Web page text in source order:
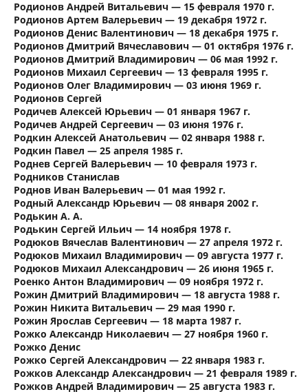
Родионов Андрей Витальевич — 15 февраля 1970 г.
Родионов Артем Валерьевич — 19 декабря 1972 г.
Родионов Денис Валентинович — 18 декабря 1975 г.
Родионов Дмитрий Вячеславович — 01 октября 1976 г.
Родионов Дмитрий Владимирович — 06 мая 1992 г.
Родионов Михаил Сергеевич — 13 февраля 1995 г.
Родионов Олег Владимирович — 03 июня 1969 г.
Родионов Сергей
Родичев Алексей Юрьевич — 01 января 1967 г.
Родичев Андрей Сергеевич — 03 июня 1976 г.
Родкин Алексей Анатольевич — 02 января 1988 г.
Родкин Павел — 25 апреля 1985 г.
Роднев Сергей Валерьевич — 10 февраля 1973 г.
Родников Станислав
Роднов Иван Валерьевич — 01 мая 1992 г.
Родный Александр Юрьевич — 08 января 2002 г.
Родькин А. А.
Родькин Сергей Ильич — 14 ноября 1978 г.
Родюков Вячеслав Валентинович — 27 апреля 1972 г.
Родюков Михаил Владимирович — 09 августа 1977 г.
Родюков Михаил Александрович — 26 июня 1965 г.
Роенко Антон Владимирович — 09 ноября 1972 г.
Рожин Дмитрий Владимирович — 18 августа 1988 г.
Рожин Никита Витальевич — 29 мая 1990 г.
Рожин Ярослав Сергеевич — 18 марта 1987 г.
Рожко Александр Николаевич — 27 ноября 1960 г.
Рожко Денис
Рожко Сергей Александрович — 22 января 1983 г.
Рожков Александр Александрович — 21 февраля 1989 г.
Рожков Андрей Владимирович — 25 августа 1983 г.